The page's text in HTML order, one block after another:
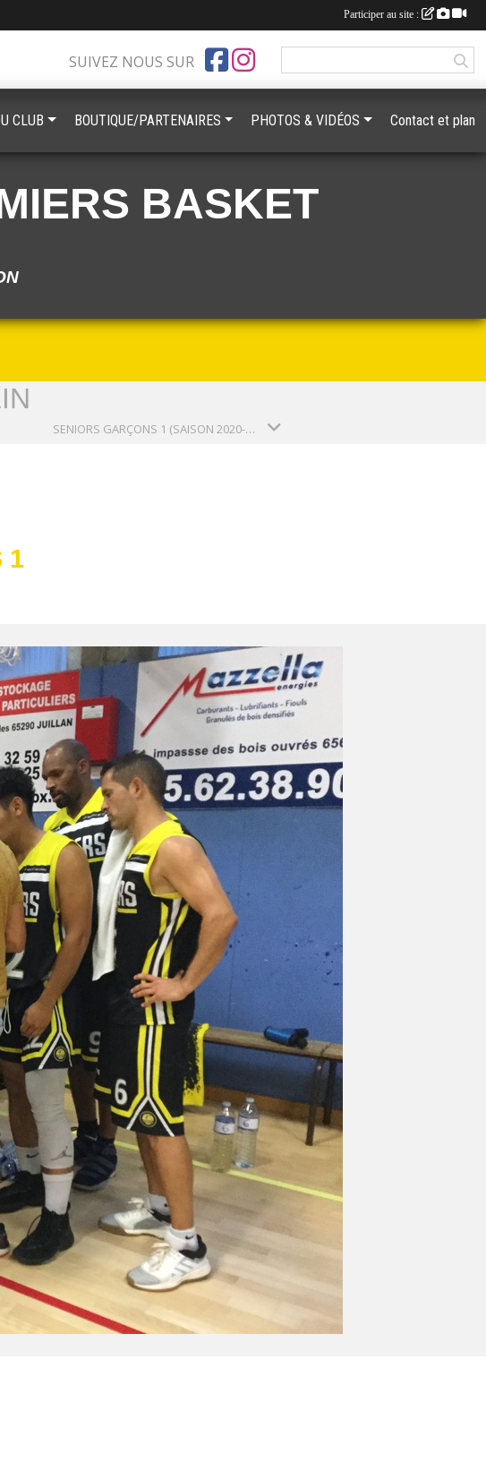
BASKET
SENIORS GARÇONS 1 (SAISON 2020-2021)
1
SUIVEZ NOUS SUR
CLUB BOUTIQUE/PARTENAIRES PHOTOS & VIDÉOS Contact et plan
Participer au site :